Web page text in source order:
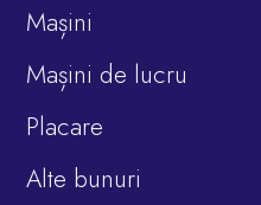
Mașini
Mașini de lucru
Placare
Alte bunuri